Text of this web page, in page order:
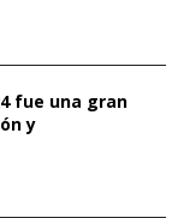
fue una gran
y